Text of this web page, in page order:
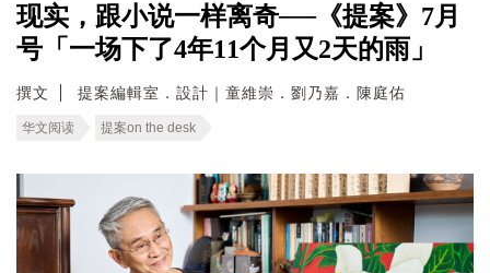
现实，跟小说一样离奇──《提案》7月
号「一场下了4年11个月又2天的雨」
撰文 提案編輯室．設計｜童維崇．劉乃嘉．陳庭佑
华文阅读 提案on the desk